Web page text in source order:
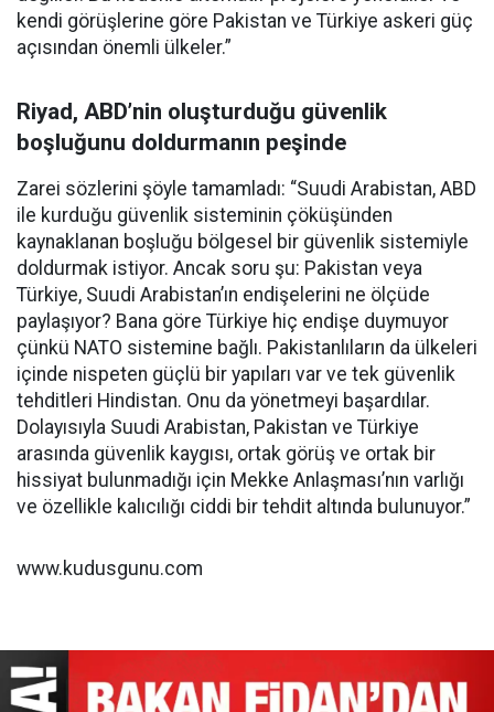
kendi görüşlerine göre Pakistan ve Türkiye askeri güç
açısından önemli ülkeler.”
Riyad, ABD’nin oluşturduğu güvenlik
boşluğunu doldurmanın peşinde
Zarei sözlerini şöyle tamamladı: “Suudi Arabistan, ABD
ile kurduğu güvenlik sisteminin çöküşünden
kaynaklanan boşluğu bölgesel bir güvenlik sistemiyle
doldurmak istiyor. Ancak soru şu: Pakistan veya
Türkiye, Suudi Arabistan’ın endişelerini ne ölçüde
paylaşıyor? Bana göre Türkiye hiç endişe duymuyor
çünkü NATO sistemine bağlı. Pakistanlıların da ülkeleri
içinde nispeten güçlü bir yapıları var ve tek güvenlik
tehditleri Hindistan. Onu da yönetmeyi başardılar.
Dolayısıyla Suudi Arabistan, Pakistan ve Türkiye
arasında güvenlik kaygısı, ortak görüş ve ortak bir
hissiyat bulunmadığı için Mekke Anlaşması’nın varlığı
ve özellikle kalıcılığı ciddi bir tehdit altında bulunuyor.”
www.kudusgunu.com